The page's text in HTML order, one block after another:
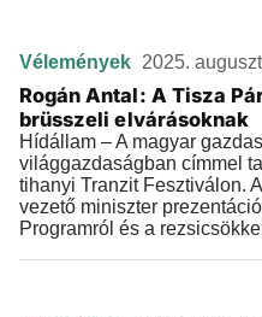
Vélemények 2025.
Rogán Antal: A Tisza
brüsszeli elvárásoknak
Hídállam – A magyar
világgazdaságban címmel
tihanyi Tranzit Fesztiválon.
vezető miniszter
Programról és a